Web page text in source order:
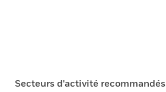
Secteurs d'activité recommandés